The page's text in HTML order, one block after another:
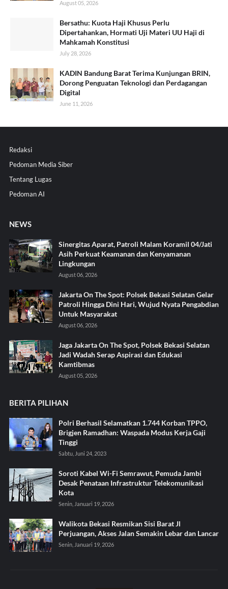
August 05, 2026
Bersathu: Kuota Haji Khusus Perlu
Dipertahankan, Hormati Uji Materi UU Haji di
Mahkamah Konstitusi
July 28, 2026
KADIN Bandung Barat Terima Kunjungan BRIN,
Dorong Penguatan Teknologi dan Perdagangan
Digital
June 11, 2026
Redaksi
Pedoman Media Siber
Tentang Lugas
Pedoman AI
NEWS
Sinergitas Aparat, Patroli Malam Koramil 04/Jati
Asih Perkuat Keamanan dan Kenyamanan
Lingkungan
August 06, 2026
Jakarta On The Spot: Polsek Bekasi Selatan Gelar
Patroli Hingga Dini Hari, Wujud Nyata Pengabdian
Untuk Masyarakat
August 06, 2026
Jaga Jakarta On The Spot, Polsek Bekasi Selatan
Jadi Wadah Serap Aspirasi dan Edukasi
Kamtibmas
August 05, 2026
BERITA PILIHAN
Polri Berhasil Selamatkan 1.744 Korban TPPO,
Brigjen Ramadhan: Waspada Modus Kerja Gaji
Tinggi
Sabtu, Juni 24, 2023
Soroti Kabel Wi-Fi Semrawut, Pemuda Jambi
Desak Penataan Infrastruktur Telekomunikasi
Kota
Senin, Januari 19, 2026
Walikota Bekasi Resmikan Sisi Barat Jl
Perjuangan, Akses Jalan Semakin Lebar dan Lancar
Senin, Januari 19, 2026